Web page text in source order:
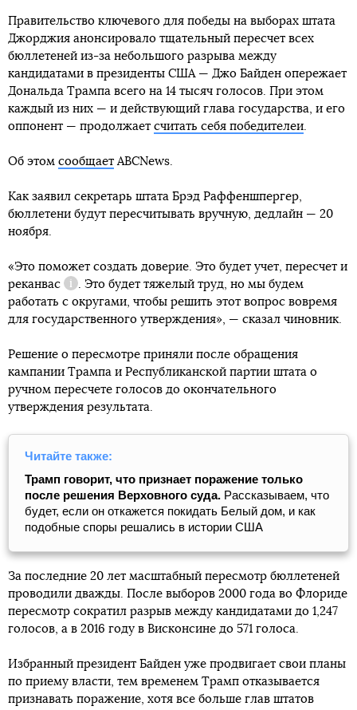
Правительство ключевого для победы на выборах штата
Джорджия анонсировало тщательный пересчет всех
бюллетеней из-за небольшого разрыва между
кандидатами в президенты США — Джо Байден опережает
Дональда Трампа всего на 14 тысяч голосов. При этом
каждый из них — и действующий глава государства, и его
оппонент — продолжает считать себя победителеи.
Об этом сообщает ABCNews.
Как заявил секретарь штата Брэд Раффеншпергер,
бюллетени будут пересчитывать вручную, дедлайн — 20
ноября.
«Это поможет создать доверие. Это будет учет, пересчет и
реканвас
Справка
. Это будет тяжелый труд, но мы будем
работать с округами, чтобы решить этот вопрос вовремя
для государственного утверждения», — сказал чиновник.
Решение о пересмотре приняли после обращения
кампании Трампа и Республиканской партии штата о
ручном пересчете голосов до окончательного
утверждения результата.
Читайте также:
Трамп говорит, что признает поражение только
после решения Верховного суда. Рассказываем, что
будет, если он откажется покидать Белый дом, и как
подобные споры решались в истории США
За последние 20 лет масштабный пересмотр бюллетеней
проводили дважды. После выборов 2000 года во Флориде
пересмотр сократил разрыв между кандидатами до 1,247
голосов, а в 2016 году в Висконсине до 571 голоса.
Избранный президент Байден уже продвигает свои планы
по приему власти, тем временем Трамп отказывается
признавать поражение, хотя все больше глав штатов